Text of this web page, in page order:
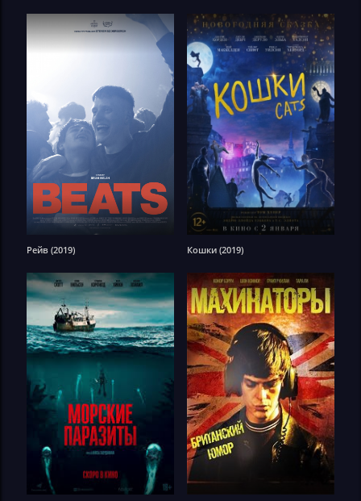
Рейв (2019) Кошки (2019)